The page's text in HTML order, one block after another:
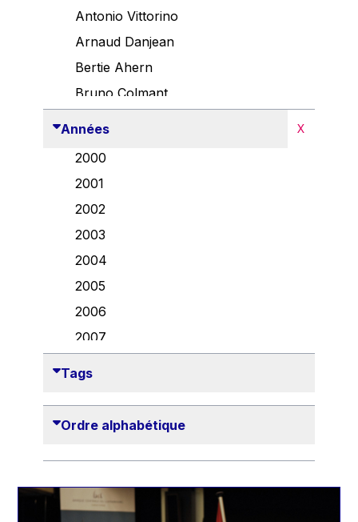
Antonio Vittorino
Arnaud Danjean
Bertie Ahern
Bruno Colmant
Frederica Mogherini
Gaston Reinesch
Gil Carlos Rodrigues Iglesias
Günther Verheugen
Années X
2000
2001
2002
2003
2004
2005
2006
2007
2012
2013
2014
Tags
Ordre alphabétique